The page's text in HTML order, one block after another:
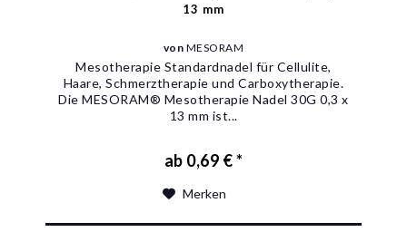
13 mm
von MESORAM
Mesotherapie Standardnadel für Cellulite,
Haare, Schmerztherapie und Carboxytherapie.
Die MESORAM® Mesotherapie Nadel 30G 0,3 x
13 mm ist...
ab 0,69 € *
Merken